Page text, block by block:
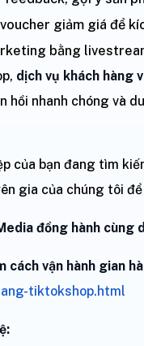
giảm giá để
bằng
dịch vụ khách hàng
hồi nhanh chóng và
của bạn đang tìm
gia của chúng tôi
đồng hành cùng
cách vận hành gian
tiktokshop.html